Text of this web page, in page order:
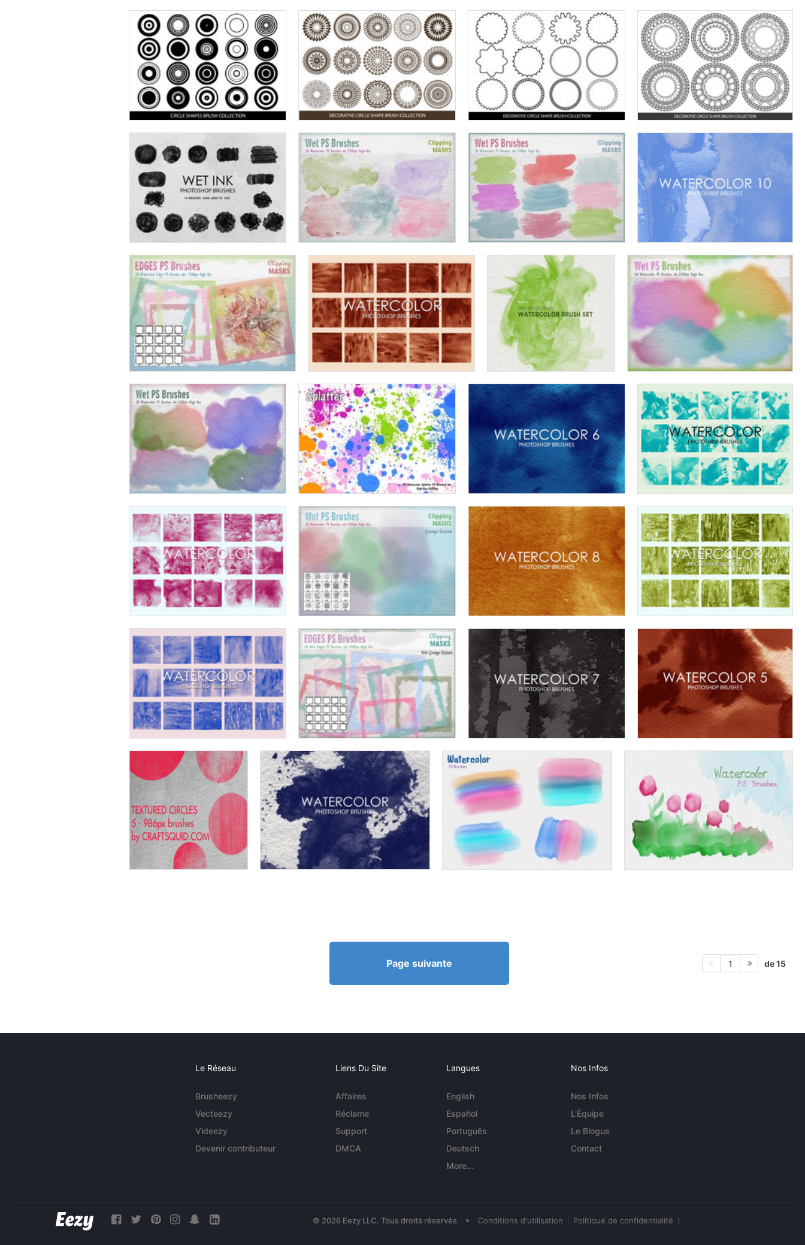
Page suivante 1 de 15
Le Réseau
Brusheezy
Vecteezy
Videezy
Devenir contributeur
Liens Du Site
Affaires
Réclame
Support
DMCA
Langues
English
Español
Português
Deutsch
More...
Nos Infos
Nos Infos
L'Équipe
Le Blogue
Contact
© 2026 Eezy LLC. Tous droits réservés • Conditions d'utilisation Politique de confidentialité